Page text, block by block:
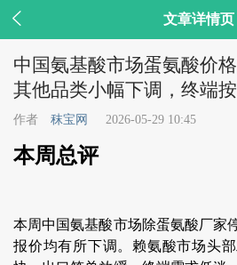
 文章详情页
中国氨基酸市场蛋氨酸价
其他品类小幅下调，终端
作者 秣宝网 2026-05-29 10:45
本周总评
本周中国氨基酸市场除蛋氨酸厂家
报价均有所下调。赖氨酸市场头